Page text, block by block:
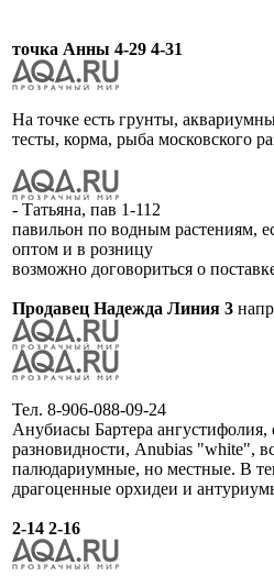
точка Анны 4-29 4-31
На точке есть грунты,
тесты, корма, рыба московского
- Татьяна, пав 1-112
павильон по водным растениям,
оптом и в розницу
возможно договориться о
Продавец Надежда Линия 3
Тел. 8-906-088-09-24
Анубиасы Бартера ангустифолия,
разновидности, Anubias "white",
палюдариумные, но местные. В
драгоценные орхидеи и
2-14 2-16